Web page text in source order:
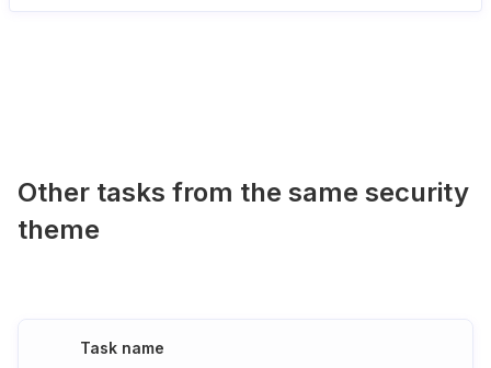
Other tasks from the same security
theme
Task name